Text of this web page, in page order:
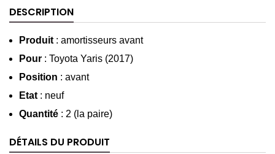
DESCRIPTION
Produit : amortisseurs avant
Pour : Toyota Yaris (2017)
Position : avant
Etat : neuf
Quantité : 2 (la paire)
DÉTAILS DU PRODUIT